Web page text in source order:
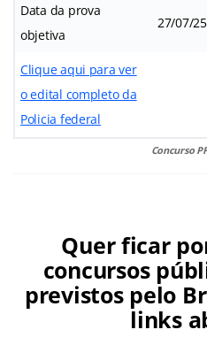
Data da prova
objetiva
27/07/25
Clique aqui para ver
o edital completo da
Policia federal
Concurso PF
Quer ficar
concursos
previstos pelo
links